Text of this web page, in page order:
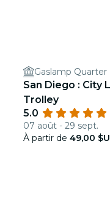
Gaslamp Quarter
San Diego : City
Trolley
5.0
07 août - 29 sept.
À partir de 49,00